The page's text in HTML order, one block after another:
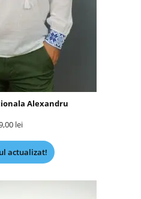
Alexandru
lei
actualizat!